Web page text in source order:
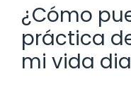
¿Cómo
práctica
mi vida